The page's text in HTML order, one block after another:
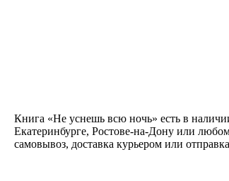
Книга «Не уснешь всю ночь» есть в
Екатеринбурге, Ростове-на-Дону или
самовывоз, доставка курьером или